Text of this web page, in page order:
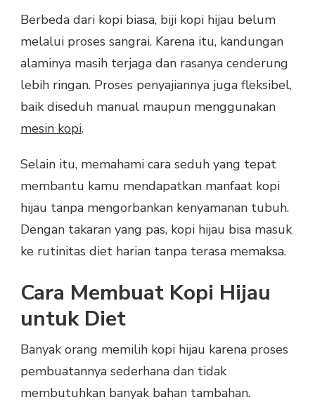
Berbeda dari kopi biasa, biji kopi hijau belum
melalui proses sangrai. Karena itu, kandungan
alaminya masih terjaga dan rasanya cenderung
lebih ringan. Proses penyajiannya juga fleksibel,
baik diseduh manual maupun menggunakan
mesin kopi.
Selain itu, memahami cara seduh yang tepat
membantu kamu mendapatkan manfaat kopi
hijau tanpa mengorbankan kenyamanan tubuh.
Dengan takaran yang pas, kopi hijau bisa masuk
ke rutinitas diet harian tanpa terasa memaksa.
Cara Membuat Kopi Hijau
untuk Diet
Banyak orang memilih kopi hijau karena proses
pembuatannya sederhana dan tidak
membutuhkan banyak bahan tambahan.